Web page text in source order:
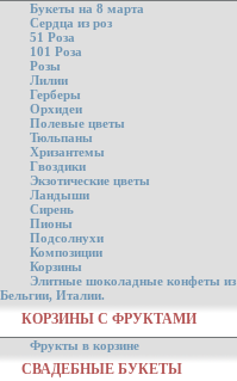
Букеты на 8 марта
Сердца из роз
51 Роза
101 Роза
Розы
Лилии
Герберы
Орхидеи
Полевые цветы
Тюльпаны
Хризантемы
Гвоздики
Экзотические цветы
Ландыши
Сирень
Пионы
Подсолнухи
Композиции
Корзины
Элитные шоколадные конфеты из
Бельгии, Италии.
КОРЗИНЫ С ФРУКТАМИ
Фрукты в корзине
СВАДЕБНЫЕ БУКЕТЫ